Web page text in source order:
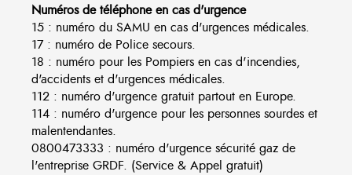
Numéros de téléphone en cas d'urgence
15 : numéro du SAMU en cas d'urgences médicales.
17 : numéro de Police secours.
18 : numéro pour les Pompiers en cas d'incendies,
d'accidents et d'urgences médicales.
112 : numéro d'urgence gratuit partout en Europe.
114 : numéro d'urgence pour les personnes sourdes et
malentendantes.
0800473333 : numéro d'urgence sécurité gaz de
l'entreprise GRDF. (Service & Appel gratuit)